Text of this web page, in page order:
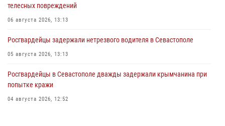
телесных повреждений
06 августа 2026, 13:13
Росгвардейцы задержали нетрезвого водителя в Севастополе
05 августа 2026, 13:13
Росгвардейцы в Севастополе дважды задержали крымчанина при
попытке кражи
04 августа 2026, 12:52